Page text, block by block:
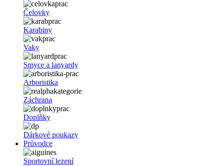
Čelovky
Karabiny
Vaky
Smyce a lanyardy
Arboristika
Záchrana
Doplňky
Dárkové poukazy
Průvodce
Sportovní lezení